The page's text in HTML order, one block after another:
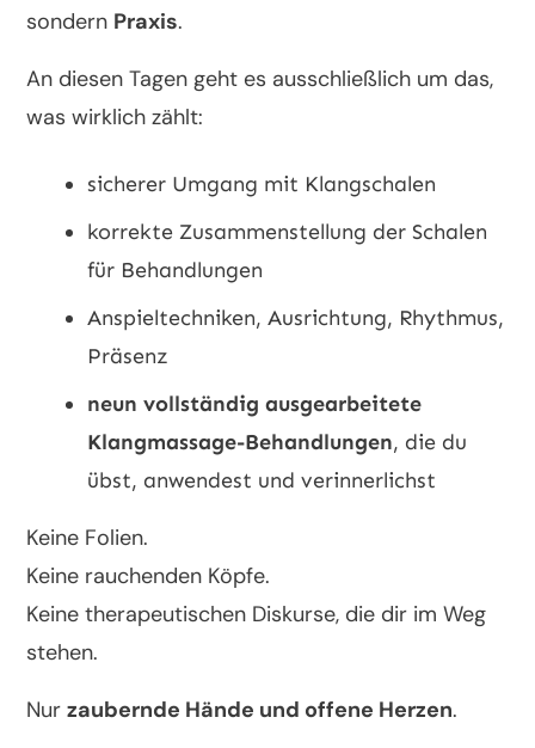
sondern Praxis.
An diesen Tagen geht es ausschließlich um das,
was wirklich zählt:
sicherer Umgang mit Klangschalen
korrekte Zusammenstellung der Schalen
für Behandlungen
Anspieltechniken, Ausrichtung, Rhythmus,
Präsenz
neun vollständig ausgearbeitete
Klangmassage-Behandlungen, die du
übst, anwendest und verinnerlichst
Keine Folien.
Keine rauchenden Köpfe.
Keine therapeutischen Diskurse, die dir im Weg
stehen.
Nur zaubernde Hände und offene Herzen.